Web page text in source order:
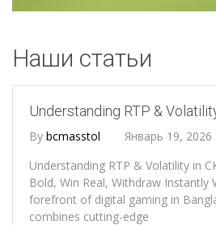
Наши статьи
Understanding RTP &
By bcmasstol
Январь 19, 2026
Understanding RTP & Volatility in
Bold, Win Real, Withdraw Instantly
forefront of digital gaming in
combines cutting-edge